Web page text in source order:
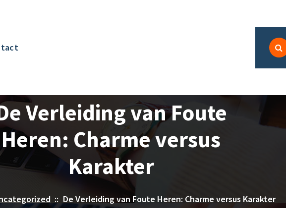
Verleiding van Foute
Heren: Charme versus
Karakter
:: De Verleiding van Foute Heren: Charme versus Karakter